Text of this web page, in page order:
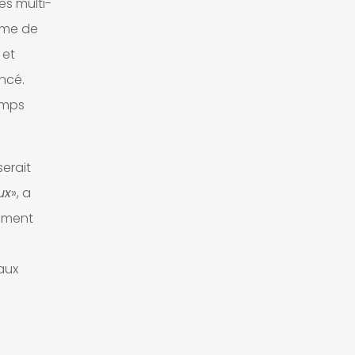
de
et
», a